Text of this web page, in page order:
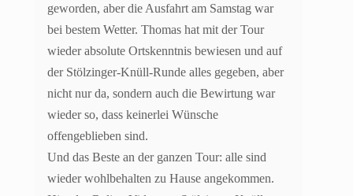
geworden, aber die Ausfahrt am Samstag war
bei bestem Wetter. Thomas hat mit der Tour
wieder absolute Ortskenntnis bewiesen und auf
der Stölzinger-Knüll-Runde alles gegeben, aber
nicht nur da, sondern auch die Bewirtung war
wieder so, dass keinerlei Wünsche
offengeblieben sind.
Und das Beste an der ganzen Tour: alle sind
wieder wohlbehalten zu Hause angekommen.